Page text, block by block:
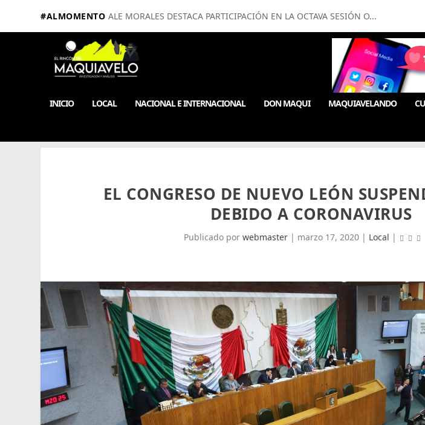
#ALMOMENTO ALE MORALES DESTACA PARTICIPACIÓN EN LA OCTAVA SESIÓN O...
INICIO LOCAL NACIONAL E INTERNACIONAL DON MAQUI MAQUIAVELANDO
EL CONGRESO DE NUEVO LEÓN
DEBIDO A CORONAVIRUS
Publicado por webmaster| marzo 17, 2020| Local |